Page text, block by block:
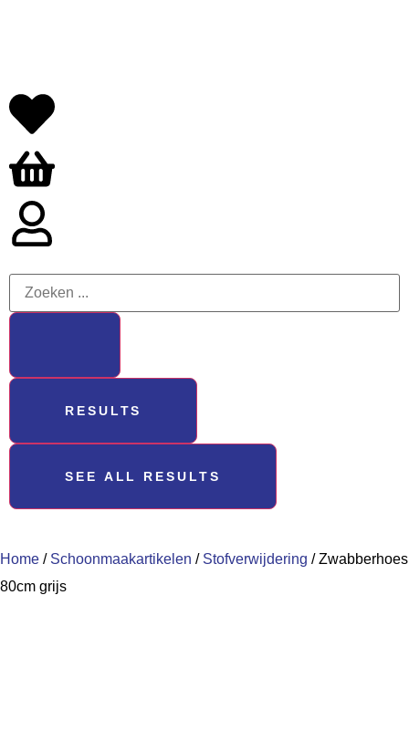
RESULTS
SEE ALL RESULTS
Home / Schoonmaakartikelen / Stofverwijdering /
80cm grijs